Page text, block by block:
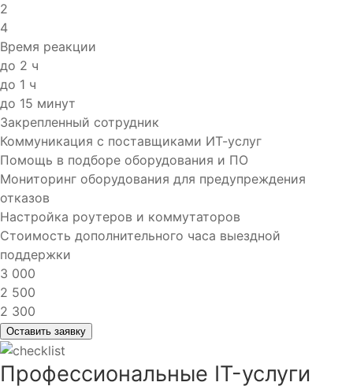
2
4
Время реакции
до 2 ч
до 1 ч
до 15 минут
Закрепленный сотрудник
Коммуникация с поставщиками ИТ-услуг
Помощь в подборе оборудования и ПО
Мониторинг оборудования для предупреждения
отказов
Настройка роутеров и коммутаторов
Стоимость дополнительного часа выездной
поддержки
3 000
2 500
2 300
Оставить заявку
Профессиональные IT-услуги